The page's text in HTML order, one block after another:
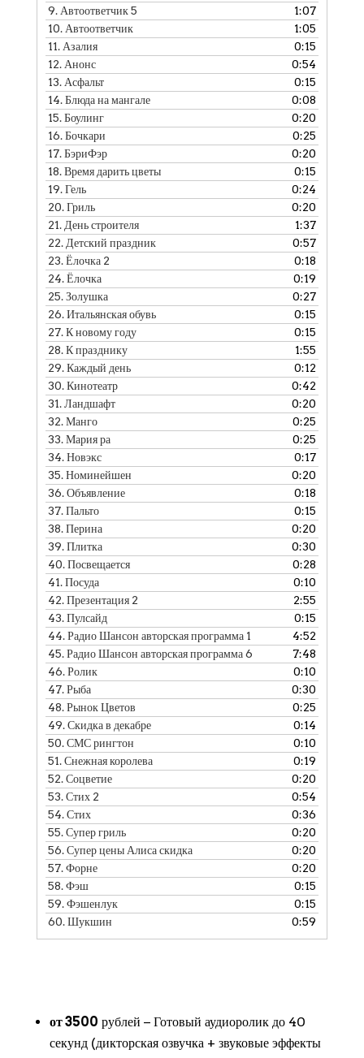
9. Автоответчик 5
1:07
10. Автоответчик
1:05
11. Азалия
0:15
12. Анонс
0:54
13. Асфальт
0:15
14.Блюда на мангале
0:08
15.Боулинг
0:20
16.Бочкари
0:25
17.БэриФэр
0:20
18.Время дарить цветы
0:15
19.Гель
0:24
20.Гриль
0:20
21. День строителя
1:37
22. Детский праздник
0:57
23.Ёлочка 2
0:18
24.Ёлочка
0:19
25.Золушка
0:27
26.Итальянская обувь
0:15
27.К новому году
0:15
28.К празднику
1:55
29.Каждый день
0:12
30.Кинотеатр
0:42
31.Ландшафт
0:20
32.Манго
0:25
33.Мария ра
0:25
34.Новэкс
0:17
35.Номинейшен
0:20
36.Объявление
0:18
37.Пальто
0:15
38.Перина
0:20
39.Плитка
0:30
40.Посвещается
0:28
41.Посуда
0:10
42.Презентация 2
2:55
43.Пулсайд
0:15
44.Радио Шансон авторская программа 1
4:52
45.Радио Шансон авторская программа 6
7:48
46.Ролик
0:10
47.Рыба
0:30
48.Рынок Цветов
0:25
49.Скидка в декабре
0:14
50.СМС рингтон
0:10
51.Снежная королева
0:19
52.Соцветие
0:20
53.Стих 2
0:54
54.Стих
0:36
55.Супер гриль
0:20
56.Супер цены Алиса скидка
0:20
57.Форне
0:20
58.Фэш
0:15
59.Фэшенлук
0:15
60.Шукшин 0:59
от 3500 рублей − Готовый аудиоролик до 40
секунд (дикторская озвучка + звуковые эффекты